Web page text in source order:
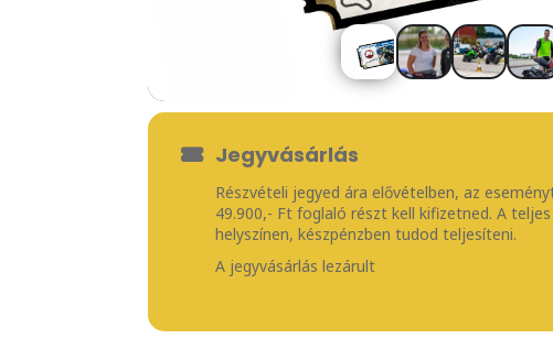
Jegyvásárlás
Részvételi jegyed ára elővételben, az
49.900,- Ft foglaló részt kell kifizetned. A
helyszínen, készpénzben tudod teljesíteni.
A jegyvásárlás lezárult